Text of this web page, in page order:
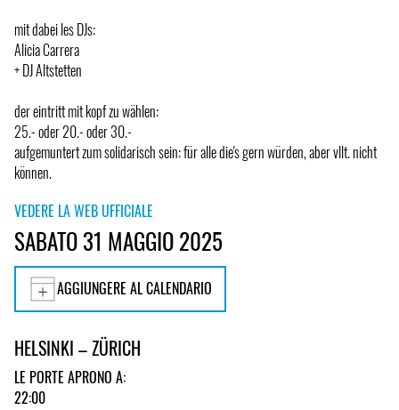
mit dabei les DJs:
Alicia Carrera
+ DJ Altstetten
der eintritt mit kopf zu wählen:
25.- oder 20.- oder 30.-
aufgemuntert zum solidarisch sein: für alle die's gern würden, aber vllt. nicht
können.
VEDERE LA WEB UFFICIALE
SABATO 31 MAGGIO 2025
AGGIUNGERE AL CALENDARIO
HELSINKI – ZÜRICH
LE PORTE APRONO A:
22:00